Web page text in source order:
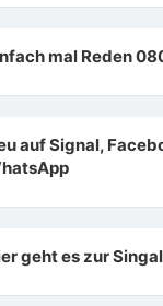
mal Reden
auf Signal,
geht es zur